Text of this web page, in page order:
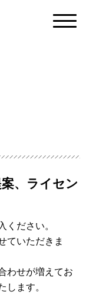
、ライセン
ください。
ていただきま
わせが増えてお
します。